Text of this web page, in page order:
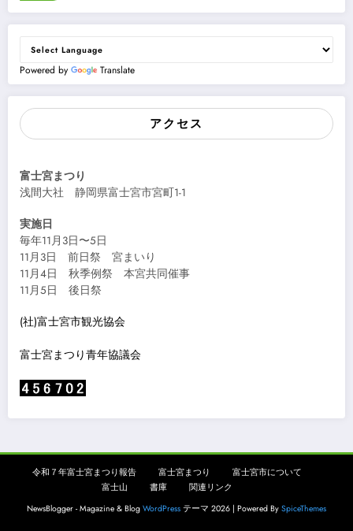
Powered by Translate
アクセス
富士宮まつり
浅間大社 静岡県富士宮市宮町1-1
実施日
毎年11月3日〜5日
11月3日 前日祭 宮まいり
11月4日 秋季例祭 本宮共同催事
11月5日 後日祭
(社)富士宮市観光協会
富士宮まつり青年協議会
令和７年富士宮まつり報告 富士宮まつり
富士宮市について
富士山
書庫
関連リンク
NewsBlogger - Magazine & Blog WordPress テーマ 2026 | Powered By SpiceThemes